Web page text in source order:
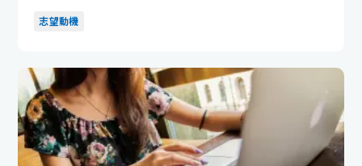
トが分かり...
志望動機